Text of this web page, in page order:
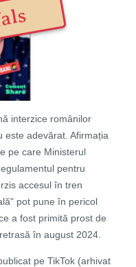
interzice românilor
este adevărat. Afirmația
pe care Ministerul
pentru
accesul în tren
pot pune în pericol
a fost primită prost de
în august 2024.
pe TikTok (arhivat